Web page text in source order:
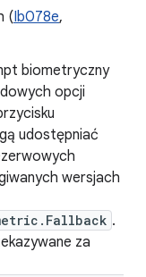
(Ib078e,
biometryczny
opcji
udostępniać
wersjach
.
za